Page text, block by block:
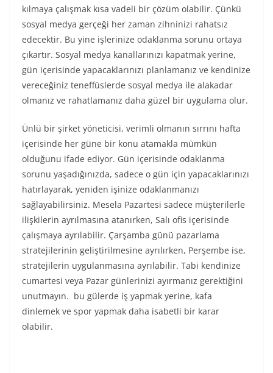
kılmaya çalışmak kısa vadeli bir çözüm olabilir. Çünkü
sosyal medya gerçeği her zaman zihninizi rahatsız
edecektir. Bu yine işlerinize odaklanma sorunu ortaya
çıkartır. Sosyal medya kanallarınızı kapatmak yerine,
gün içerisinde yapacaklarınızı planlamanız ve kendinize
vereceğiniz teneffüslerde sosyal medya ile alakadar
olmanız ve rahatlamanız daha güzel bir uygulama olur.
Ünlü bir şirket yöneticisi, verimli olmanın sırrını hafta
içerisinde her güne bir konu atamakla mümkün
olduğunu ifade ediyor. Gün içerisinde odaklanma
sorunu yaşadığınızda, sadece o gün için yapacaklarınızı
hatırlayarak, yeniden işinize odaklanmanızı
sağlayabilirsiniz. Mesela Pazartesi sadece müşterilerle
ilişkilerin ayrılmasına atanırken, Salı ofis içerisinde
çalışmaya ayrılabilir. Çarşamba günü pazarlama
stratejilerinin geliştirilmesine ayrılırken, Perşembe ise,
stratejilerin uygulanmasına ayrılabilir. Tabi kendinize
cumartesi veya Pazar günlerinizi ayırmanız gerektiğini
unutmayın. bu gülerde iş yapmak yerine, kafa
dinlemek ve spor yapmak daha isabetli bir karar
olabilir.